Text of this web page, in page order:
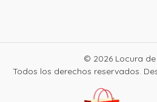
© 2026 Locura
Todos los derechos reservados.